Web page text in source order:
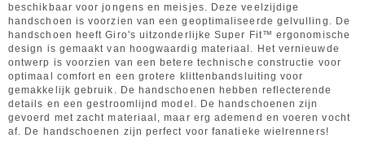
beschikbaar voor jongens en meisjes. Deze veelzijdige
handschoen is voorzien van een geoptimaliseerde gelvulling. De
handschoen heeft Giro's uitzonderlijke Super Fit™ ergonomische
design is gemaakt van hoogwaardig materiaal. Het vernieuwde
ontwerp is voorzien van een betere technische constructie voor
optimaal comfort en een grotere klittenbandsluiting voor
gemakkelijk gebruik. De handschoenen hebben reflecterende
details en een gestroomlijnd model. De handschoenen zijn
gevoerd met zacht materiaal, maar erg ademend en voeren vocht
af. De handschoenen zijn perfect voor fanatieke wielrenners!